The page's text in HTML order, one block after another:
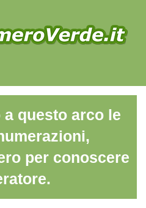
questo arco le
per conoscere